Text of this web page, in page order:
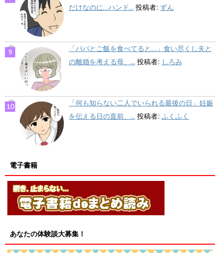
だけなのに…ハンド... 投稿者: ずん
「パパとご飯を食べてると…」食い尽くし夫と
の離婚を考える母、... 投稿者: しろみ
「何も知らない二人でいられる最後の日」妊娠
を伝える日の直前、... 投稿者: ふくふく
電子書籍
あなたの体験談大募集！